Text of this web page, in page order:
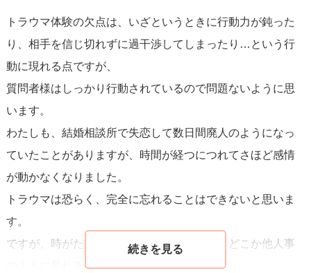
トラウマ体験の欠点は、いざというときに行動力が鈍った
り、相手を信じ切れずに過干渉してしまったり…という行
動に現れる点ですが、
質問者様はしっかり行動されているので問題ないように思
います。
わたしも、結婚相談所で失恋して数日間廃人のようになっ
ていたことがありますが、時間が経つにつれてさほど感情
が動かなくなりました。
トラウマは恐らく、完全に忘れることはできないと思いま
す。
ですが、時がたてば自分の過去を客観的に、どこか他人事
のように見れるようになると思います。